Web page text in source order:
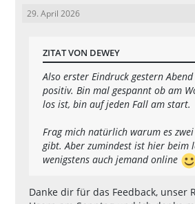
29. April 2026
ZITAT VON DEWEY
Also erster Eindruck gestern
positiv. Bin mal gespannt ob am
los ist, bin auf jeden Fall am start.
Frag mich natürlich warum es zwei
gibt. Aber zumindest ist hier beim
wenigstens auch jemand online
Danke dir für das Feedback, unser